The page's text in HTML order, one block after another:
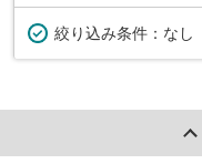
絞り込み条件： なし